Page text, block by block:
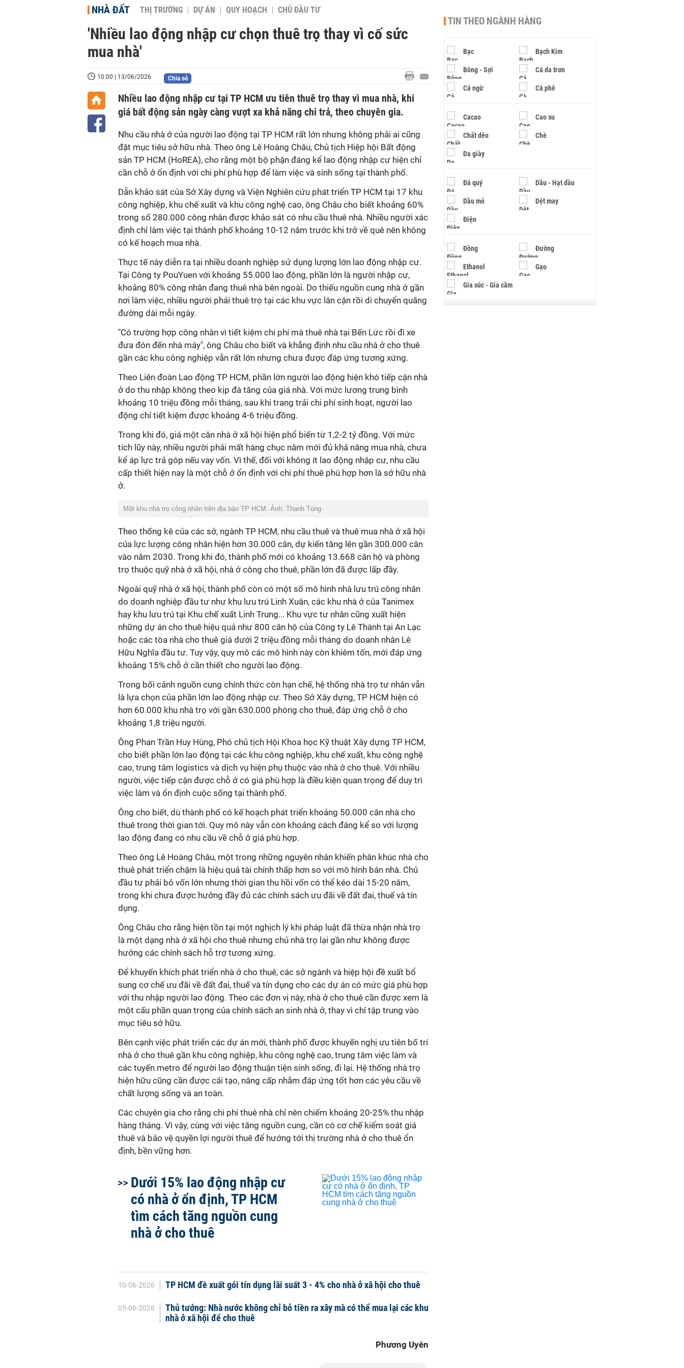
NHÀ ĐẤT THỊ TRƯỜNG DỰ ÁN QUY HOẠCH CHỦ ĐẦU TƯ
'Nhiều lao động nhập cư chọn thuê trọ thay vì cố sức
mua nhà'
10:00 | 13/06/2026 Chia sẻ
Nhiều lao động nhập cư tại TP HCM ưu tiên thuê trọ thay vì mua nhà, khi
giá bất động sản ngày càng vượt xa khả năng chi trả, theo chuyên gia.
Nhu cầu nhà ở của người lao động tại TP HCM rất lớn nhưng không phải ai cũng
đặt mục tiêu sở hữu nhà. Theo ông Lê Hoàng Châu, Chủ tịch Hiệp hội Bất động
sản TP HCM (HoREA), cho rằng một bộ phận đáng kể lao động nhập cư hiện chỉ
cần chỗ ở ổn định với chi phí phù hợp để làm việc và sinh sống tại thành phố.
Dẫn khảo sát của Sở Xây dựng và Viện Nghiên cứu phát triển TP HCM tại 17 khu
công nghiệp, khu chế xuất và khu công nghệ cao, ông Châu cho biết khoảng 60%
trong số 280.000 công nhân được khảo sát có nhu cầu thuê nhà. Nhiều người xác
định chỉ làm việc tại thành phố khoảng 10-12 năm trước khi trở về quê nên không
có kế hoạch mua nhà.
Thực tế này diễn ra tại nhiều doanh nghiệp sử dụng lượng lớn lao động nhập cư.
Tại Công ty PouYuen với khoảng 55.000 lao động, phần lớn là người nhập cư,
khoảng 80% công nhân đang thuê nhà bên ngoài. Do thiếu nguồn cung nhà ở gần
nơi làm việc, nhiều người phải thuê trọ tại các khu vực lân cận rồi di chuyển quãng
đường dài mỗi ngày.
"Có trường hợp công nhân vì tiết kiệm chi phí mà thuê nhà tại Bến Lức rồi đi xe
đưa đón đến nhà máy", ông Châu cho biết và khẳng định nhu cầu nhà ở cho thuê
gần các khu công nghiệp vẫn rất lớn nhưng chưa được đáp ứng tương xứng.
Theo Liên đoàn Lao động TP HCM, phần lớn người lao động hiện khó tiếp cận nhà
ở do thu nhập không theo kịp đà tăng của giá nhà. Với mức lương trung bình
khoảng 10 triệu đồng mỗi tháng, sau khi trang trải chi phí sinh hoạt, người lao
động chỉ tiết kiệm được khoảng 4-6 triệu đồng.
Trong khi đó, giá một căn nhà ở xã hội hiện phổ biến từ 1,2-2 tỷ đồng. Với mức
tích lũy này, nhiều người phải mất hàng chục năm mới đủ khả năng mua nhà, chưa
kể áp lực trả góp nếu vay vốn. Vì thế, đối với không ít lao động nhập cư, nhu cầu
cấp thiết hiện nay là một chỗ ở ổn định với chi phí thuê phù hợp hơn là sở hữu nhà
ở.
Một khu nhà trọ công nhân trên địa bàn TP HCM. Ảnh: Thanh Tùng
Theo thống kê của các sở, ngành TP HCM, nhu cầu thuê và thuê mua nhà ở xã hội
của lực lượng công nhân hiện hơn 30.000 căn, dự kiến tăng lên gần 300.000 căn
vào năm 2030. Trong khi đó, thành phố mới có khoảng 13.668 căn hộ và phòng
trọ thuộc quỹ nhà ở xã hội, nhà ở công cho thuê, phần lớn đã được lấp đầy.
Ngoài quỹ nhà ở xã hội, thành phố còn có một số mô hình nhà lưu trú công nhân
do doanh nghiệp đầu tư như khu lưu trú Linh Xuân, các khu nhà ở của Tanimex
hay khu lưu trú tại Khu chế xuất Linh Trung... Khu vực tư nhân cũng xuất hiện
những dự án cho thuê hiệu quả như 800 căn hộ của Công ty Lê Thành tại An Lạc
hoặc các tòa nhà cho thuê giá dưới 2 triệu đồng mỗi tháng do doanh nhân Lê
Hữu Nghĩa đầu tư. Tuy vậy, quy mô các mô hình này còn khiêm tốn, mới đáp ứng
khoảng 15% chỗ ở cần thiết cho người lao động.
Trong bối cảnh nguồn cung chính thức còn hạn chế, hệ thống nhà trọ tư nhân vẫn
là lựa chọn của phần lớn lao động nhập cư. Theo Sở Xây dựng, TP HCM hiện có
hơn 60.000 khu nhà trọ với gần 630.000 phòng cho thuê, đáp ứng chỗ ở cho
khoảng 1,8 triệu người.
Ông Phan Trần Huy Hùng, Phó chủ tịch Hội Khoa học Kỹ thuật Xây dựng TP HCM,
cho biết phần lớn lao động tại các khu công nghiệp, khu chế xuất, khu công nghệ
cao, trung tâm logistics và dịch vụ hiện phụ thuộc vào nhà ở cho thuê. Với nhiều
người, việc tiếp cận được chỗ ở có giá phù hợp là điều kiện quan trọng để duy trì
việc làm và ổn định cuộc sống tại thành phố.
Ông cho biết, dù thành phố có kế hoạch phát triển khoảng 50.000 căn nhà cho
thuê trong thời gian tới. Quy mô này vẫn còn khoảng cách đáng kể so với lượng
lao động đang có nhu cầu về chỗ ở giá phù hợp.
Theo ông Lê Hoàng Châu, một trong những nguyên nhân khiến phân khúc nhà cho
thuê phát triển chậm là hiệu quả tài chính thấp hơn so với mô hình bán nhà. Chủ
đầu tư phải bỏ vốn lớn nhưng thời gian thu hồi vốn có thể kéo dài 15-20 năm,
trong khi chưa được hưởng đầy đủ các chính sách ưu đãi về đất đai, thuế và tín
dụng.
Ông Châu cho rằng hiện tồn tại một nghịch lý khi pháp luật đã thừa nhận nhà trọ
là một dạng nhà ở xã hội cho thuê nhưng chủ nhà trọ lại gần như không được
hưởng các chính sách hỗ trợ tương xứng.
Để khuyến khích phát triển nhà ở cho thuê, các sở ngành và hiệp hội đề xuất bổ
sung cơ chế ưu đãi về đất đai, thuế và tín dụng cho các dự án có mức giá phù hợp
với thu nhập người lao động. Theo các đơn vị này, nhà ở cho thuê cần được xem là
một cấu phần quan trọng của chính sách an sinh nhà ở, thay vì chỉ tập trung vào
mục tiêu sở hữu.
Bên cạnh việc phát triển các dự án mới, thành phố được khuyến nghị ưu tiên bố trí
nhà ở cho thuê gần khu công nghiệp, khu công nghệ cao, trung tâm việc làm và
các tuyến metro để người lao động thuận tiện sinh sống, đi lại. Hệ thống nhà trọ
hiện hữu cũng cần được cải tạo, nâng cấp nhằm đáp ứng tốt hơn các yêu cầu về
chất lượng sống và an toàn.
Các chuyên gia cho rằng chi phí thuê nhà chỉ nên chiếm khoảng 20-25% thu nhập
hàng tháng. Vì vậy, cùng với việc tăng nguồn cung, cần có cơ chế kiểm soát giá
thuê và bảo vệ quyền lợi người thuê để hướng tới thị trường nhà ở cho thuê ổn
định, bền vững hơn.
Dưới 15% lao động nhập cư
có nhà ở ổn định, TP HCM
tìm cách tăng nguồn cung
nhà ở cho thuê
10-06-2026 TP HCM đề xuất gói tín dụng lãi suất 3 - 4% cho nhà ở xã hội cho thuê
05-06-2026
Thủ tướng: Nhà nước không chỉ bỏ tiền ra xây mà có thể mua lại các khu
nhà ở xã hội để cho thuê
Phương Uyên
TIN THEO NGÀNH HÀNG
Bạc Bạch Kim
Bông - Sợi Cá da trơn
Cá ngừ Cà phê
Cacao Cao su
Chất dẻo Chè
Da giày
Đá quý Dầu - Hạt dầu
Dầu mỏ Dệt may
Điện
Đồng Đường
Ethanol Gạo
Gia súc - Gia cầm